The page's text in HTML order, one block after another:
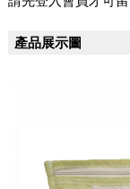
產品展示圖